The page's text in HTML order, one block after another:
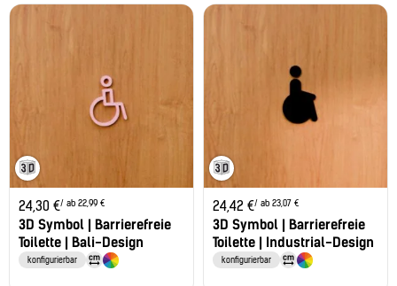
24,30 €/ ab 22,99 €
3D Symbol | Barrierefreie
Toilette | Bali-Design
konfigurierbar
24,42 €/ ab 23,07 €
3D Symbol | Barrierefreie
Toilette | Industrial-Design
konfigurierbar